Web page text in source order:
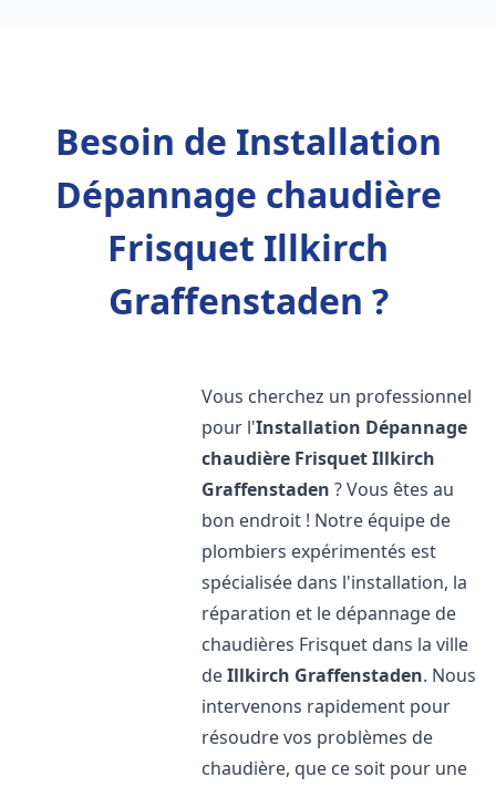
Besoin de Installation
Dépannage chaudière
Frisquet Illkirch
Graffenstaden ?
Vous cherchez un professionnel
pour l'Installation Dépannage
chaudière FrisquetIllkirch
Graffenstaden ? Vous êtes au
bon endroit ! Notre équipe de
plombiers expérimentés est
spécialisée dans l'installation, la
réparation et le dépannage de
chaudières Frisquet dans la ville
deIllkirch Graffenstaden. Nous
intervenons rapidement pour
résoudre vos problèmes de
chaudière, que ce soit pour une